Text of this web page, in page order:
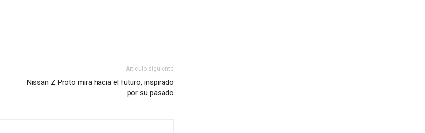
Artículo siguiente
Nissan Z Proto mira hacia el futuro, inspirado
por su pasado